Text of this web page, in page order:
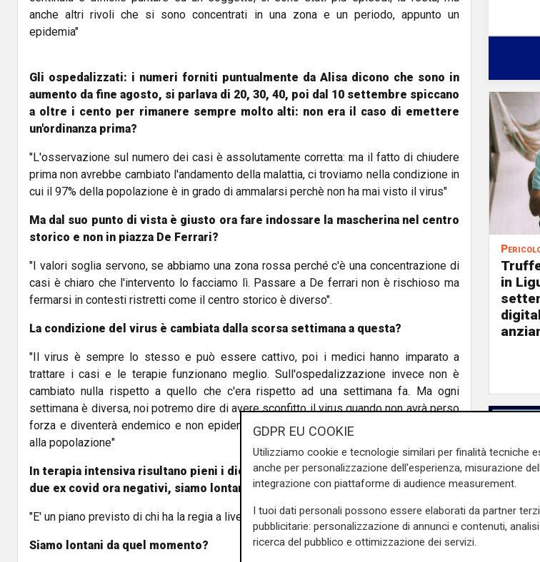
anche altri rivoli che si sono concentrati in una zona e un periodo, appunto un
epidemia"
Gli ospedalizzati: i numeri forniti puntualmente da Alisa dicono che sono in
aumento da fine agosto, si parlava di 20, 30, 40, poi dal 10 settembre spiccano
a oltre i cento per rimanere sempre molto alti: non era il caso di emettere
un'ordinanza prima?
"L'osservazione sul numero dei casi è assolutamente corretta: ma il fatto di chiudere
prima non avrebbe cambiato l'andamento della malattia, ci troviamo nella condizione in
cui il 97% della popolazione è in grado di ammalarsi perchè non ha mai visto il virus"
Ma dal suo punto di vista è giusto ora fare indossare la mascherina nel centro
storico e non in piazza De Ferrari?
"I valori soglia servono, se abbiamo una zona rossa perché c'è una concentrazione di
casi è chiaro che l'intervento lo facciamo lì. Passare a De ferrari non è rischioso ma
fermarsi in contesti ristretti come il centro storico è diverso".
La condizione del virus è cambiata dalla scorsa settimana a questa?
"Il virus è sempre lo stesso e può essere cattivo, poi i medici hanno imparato a
trattare i casi e le terapie funzionano meglio. Sull'ospedalizzazione invece non è
cambiato nulla rispetto a quello che c'era rispetto ad una settimana fa. Ma ogni
settimana è diversa, noi potremo dire di avere sconfitto il virus quando non avrà perso
forza e diventerà endemico e non epidemico, ossia sarà presente senza fare danni
alla popolazione"
In terapia intensiva risultano pieni i dieci posti letto, occupati da otto covid e
due ex covid ora negativi, siamo lontani dalla Fase 2?
"E' un piano previsto di chi ha la regia a livello regionale"
Siamo lontani da quel momento?
in
GDPR EU COOKIE
Utilizziamo cookie e tecnologie similari per finalità tecniche
anche per personalizzazione dell'esperienza, misurazione
integrazione con piattaforme di audience measurement.
I tuoi dati personali possono essere elaborati da partner
pubblicitarie: personalizzazione di annunci e contenuti,
ricerca del pubblico e ottimizzazione dei servizi.